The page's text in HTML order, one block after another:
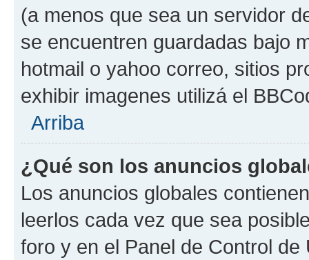
(a menos que sea un servidor
se encuentren guardadas bajo
hotmail o yahoo correo, sitios
exhibir imagenes utilizá el
Arriba
¿Qué son los anuncios
Los anuncios globales
leerlos cada vez que sea
foro y en el Panel de Control